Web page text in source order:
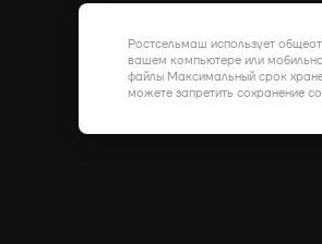
Ростсельмаш использует
вашем компьютере или
файлы Максимальный срок
можете запретить сохранение